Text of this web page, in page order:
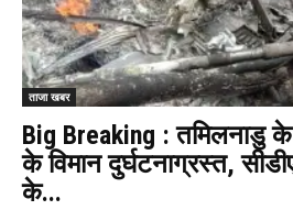
ताजा खबर
Big Breaking : तमिलनाडु के
के विमान दुर्घटनाग्रस्त,
के...